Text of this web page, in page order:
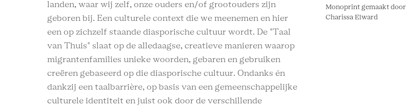
landen, waar wij zelf, onze ouders en/of grootouders zijn
geboren bij. Een culturele context die we meenemen en hier
een op zichzelf staande diasporische cultuur wordt. De "Taal
van Thuis" slaat op de alledaagse, creatieve manieren waarop
migrantenfamilies unieke woorden, gebaren en gebruiken
creëren gebaseerd op die diasporische cultuur. Ondanks én
dankzij een taalbarrière, op basis van een gemeenschappelijke
culturele identiteit en juist ook door de verschillende
Monoprint gemaakt door
Charissa Elward